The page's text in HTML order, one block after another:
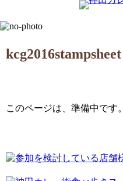
kcg2016stampsheet
このページは、準備中です。